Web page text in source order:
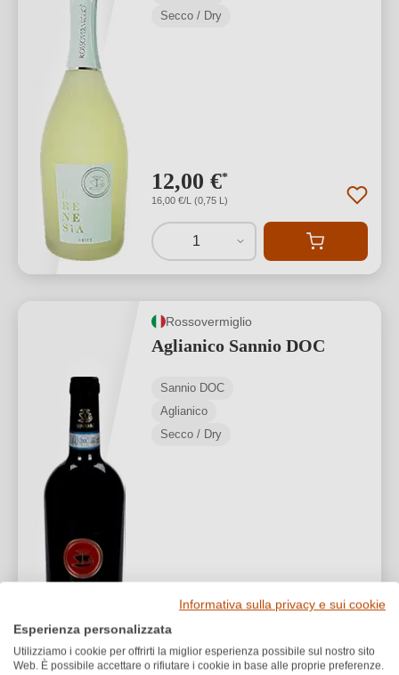
Secco / Dry
12,00 €*
16,00 €/L (0,75 L)
1
Rossovermiglio
Aglianico Sannio DOC
Sannio DOC
Aglianico
Secco / Dry
15,00 € *
1
Informativa sulla privacy e sui cookie
Esperienza personalizzata
Utilizziamo i cookie per offrirti la miglior esperienza possibile sul nostro sito
Web. È possibile accettare o rifiutare i cookie in base alle proprie preferenze.